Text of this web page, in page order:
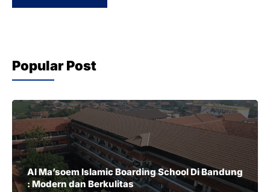
Popular Post
Al Ma’soem Islamic Boarding School Di Bandung
: Modern dan Berkulitas